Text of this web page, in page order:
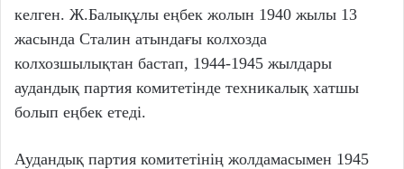
келген. Ж.Балықұлы еңбек жолын 1940 жылы 13
жасында Сталин атындағы колхозда
колхозшылықтан бастап, 1944-1945 жылдары
аудандық партия комитетінде техникалық хатшы
болып еңбек етеді.
Аудандық партия комитетінің жолдамасымен 1945